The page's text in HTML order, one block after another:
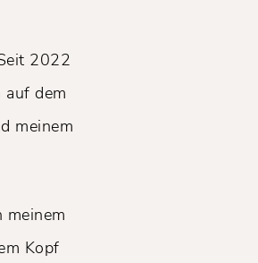
2022
auf dem
meinem
Kopf